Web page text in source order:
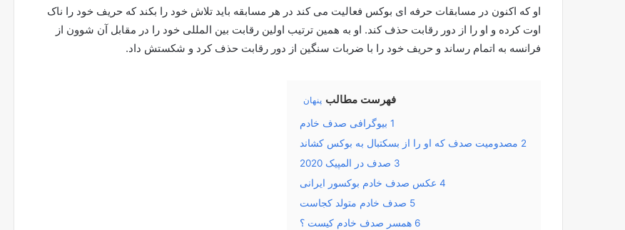
او که اکنون در مسابقات حرفه ای بوکس فعالیت می کند در هر مسابقه باید تلاش خود را بکند که حریف خود را ناک
اوت کرده و او را از دور رقابت حذف کند. او به همین ترتیب اولین رقابت بین المللی خود را در مقابل آن شوون از
فرانسه به اتمام رساند و حریف خود را با ضربات سنگین از دور رقابت حذف کرد و شکستش داد.
فهرست مطالب پنهان
1 بیوگرافی صدف خادم
2 مصدومیت صدف که او را از بسکتبال به بوکس کشاند
3 صدف در المپیک 2020
4 عکس صدف خادم بوکسور ایرانی
5 صدف خادم متولد کجاست
6 همسر صدف خادم کیست ؟